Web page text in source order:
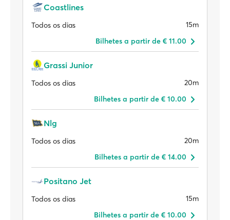
Coastlines
Todos os dias
15m
Bilhetes a partir de € 11.00
Grassi Junior
Todos os dias
20m
Bilhetes a partir de € 10.00
Nlg
Todos os dias
20m
Bilhetes a partir de € 14.00
Positano Jet
Todos os dias
15m
Bilhetes a partir de € 10.00